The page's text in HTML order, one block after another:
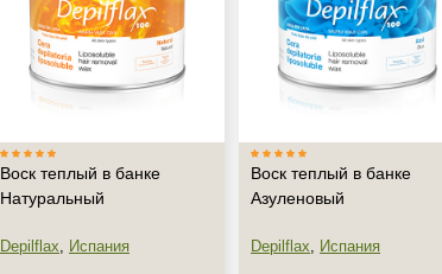
Воск теплый в банке
Натуральный
Depilflax, Испания
Воск теплый в банке
Азуленовый
Depilflax, Испания